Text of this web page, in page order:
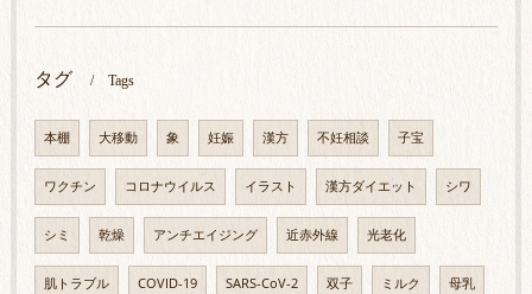
タグ Tags
本棚 大移動 象 妊娠 漢方 不妊相談 子宝
ワクチン コロナウイルス イラスト 漢方ダイエット シワ
シミ 乾燥 アンチエイジング 近赤外線 光老化
肌トラブル COVID-19 SARS-CoV-2 双子 ミルク 母乳